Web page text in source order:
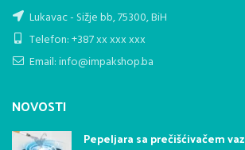
Lukavac - Sižje bb, 75300, BiH
Telefon: +387 xx xxx xxx
Email: info@impakshop.ba
NOVOSTI
Pepeljara sa prečišćivačem